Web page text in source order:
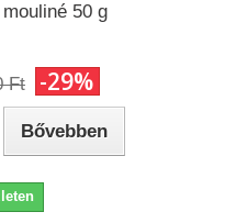
50 g
Ft‎ -29%
Bővebben